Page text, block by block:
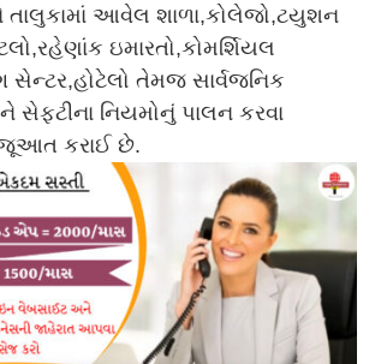
આવેલ શાળા,કોલેજો,ટયુશન
ઇમારતો,કોમર્શિયલ
સેન્ટર,હોટેલો તેમજ સાર્વજનિક
સેફટીના નિયમોનું પાલન કરવા
કરાઈ છે.